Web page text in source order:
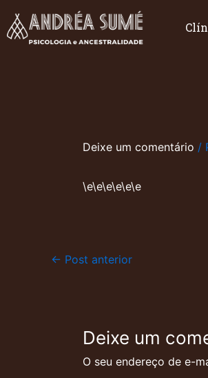
para
Deixe um comentário /
\e\e\e\e\e\e
← Post anterior
Deixe um
O seu endereço de e-